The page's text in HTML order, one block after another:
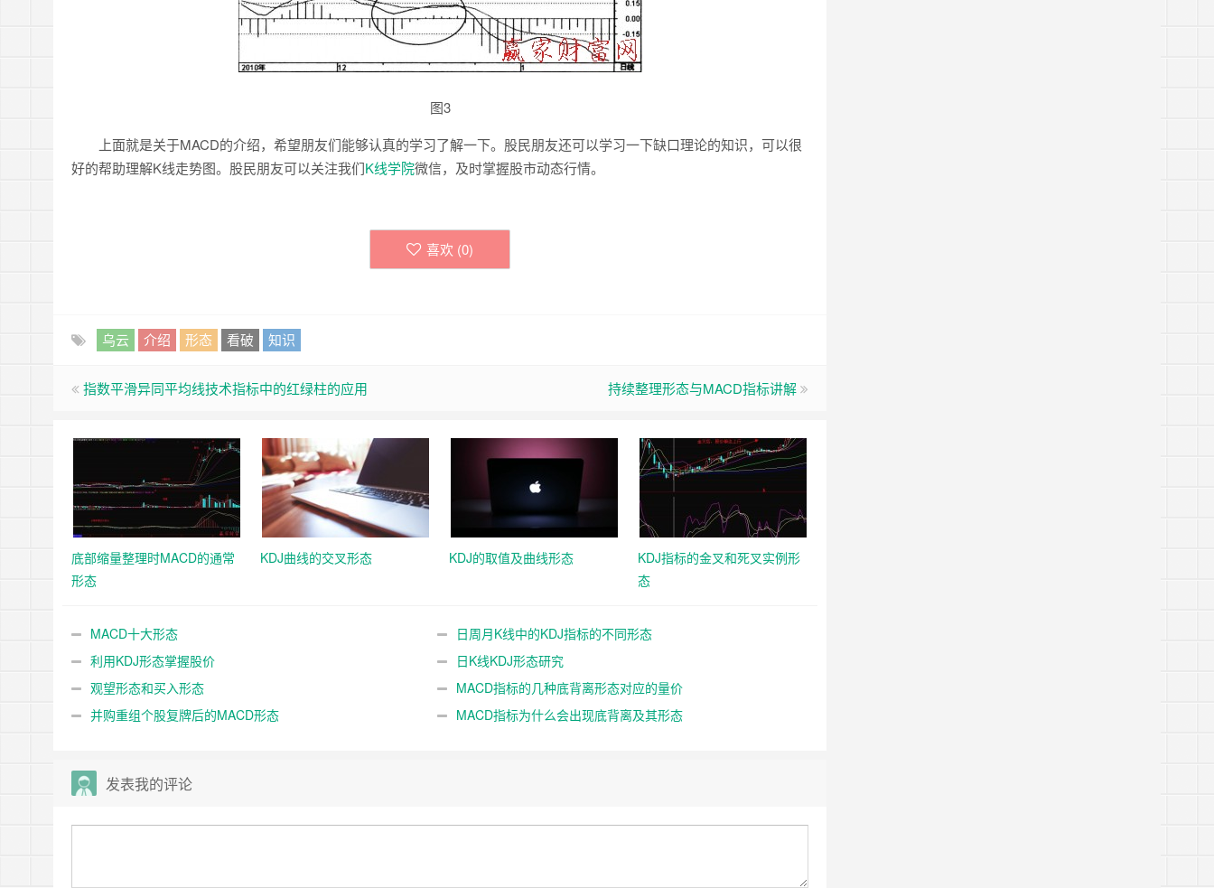
图3
上面就是关于MACD的介绍，希望朋友们能够认真的学习了解一下。股民朋友还可以学习一下缺口理论的知识，可以很
好的帮助理解K线走势图。股民朋友可以关注我们K线学院微信，及时掌握股市动态行情。
喜欢 (0)
乌云 介绍 形态 看破 知识
指数平滑异同平均线技术指标中的红绿柱的应用 持续整理形态与MACD指标讲解
底部缩量整理时MACD的通常
形态
KDJ曲线的交叉形态 KDJ的取值及曲线形态
KDJ指标的金叉和死叉实例形
态
MACD十大形态
日周月K线中的KDJ指标的不同形态
利用KDJ形态掌握股价
日K线KDJ形态研究
观望形态和买入形态
MACD指标的几种底背离形态对应的量价
并购重组个股复牌后的MACD形态
MACD指标为什么会出现底背离及其形态
发表我的评论